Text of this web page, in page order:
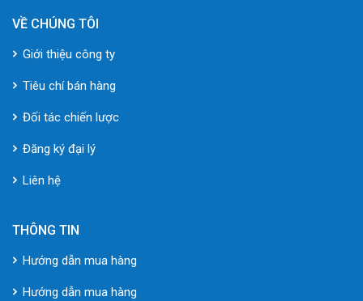
VỀ CHÚNG TÔI
Giới thiệu công ty
Tiêu chí bán hàng
Đối tác chiến lược
Đăng ký đại lý
Liên hệ
THÔNG TIN
Hướng dẫn mua hàng
Hướng dẫn mua hàng